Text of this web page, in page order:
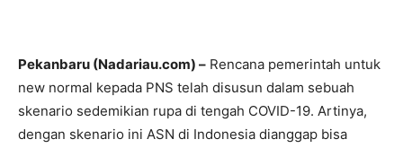
Pekanbaru (Nadariau.com) – Rencana pemerintah untuk
new normal kepada PNS telah disusun dalam sebuah
skenario sedemikian rupa di tengah COVID-19. Artinya,
dengan skenario ini ASN di Indonesia dianggap bisa